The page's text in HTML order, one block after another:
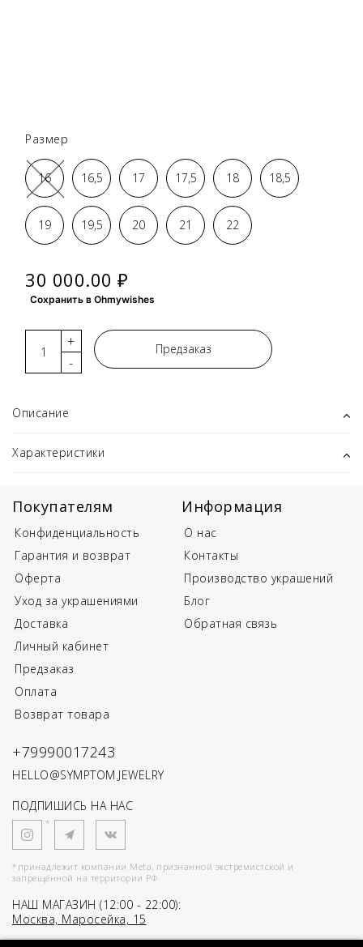
Размер
16 16,5 17 17,5 18 18,5
19 19,5 20 21 22
30 000.00 ₽
Сохранить в Ohmywishes
-
+ Предзаказ
Описание
Характеристики
Покупателям
Конфиденциальность
Гарантия и возврат
Оферта
Уход за украшениями
Доставка
Личный кабинет
Предзаказ
Оплата
Возврат товара
Информация
О нас
Контакты
Производство украшений
Блог
Обратная связь
+79990017243
HELLO@SYMPTOM.JEWELRY
ПОДПИШИСЬ НА НАС
*
*принадлежит компании Meta, признанной экстремистской и
запрещённой на территории РФ
НАШ МАГАЗИН (12:00 - 22:00):
Москва, Маросейка, 15